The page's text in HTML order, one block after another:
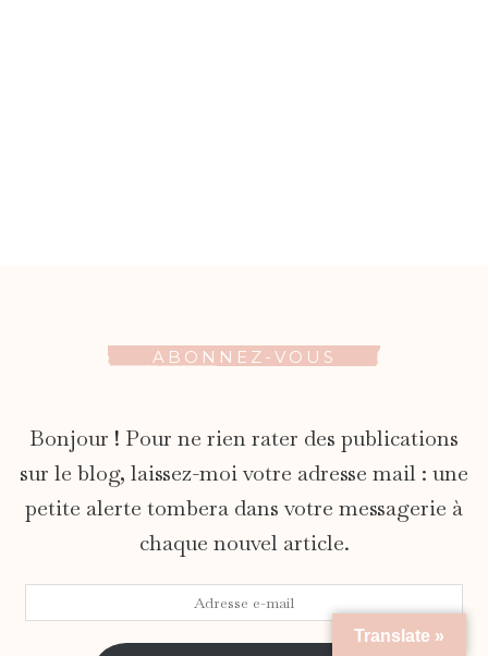
ABONNEZ-VOUS
Bonjour ! Pour ne rien rater des publications
sur le blog, laissez-moi votre adresse mail : une
petite alerte tombera dans votre messagerie à
chaque nouvel article.
Translate »